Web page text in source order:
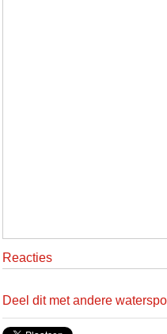
Reacties
Deel dit met andere